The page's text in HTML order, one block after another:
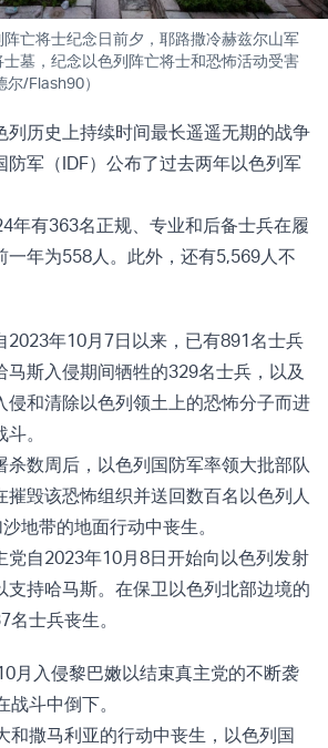
亡将士纪念日前夕，耶路撒冷赫兹尔山军
墓，纪念以色列阵亡将士和恐怖活动受害
/Flash90）
列历史上持续时间最长遥遥无期的战争
防军（IDF）公布了过去两年以色列军
年有363名正规、专业和后备士兵在履
一年为558人。此外，还有5,569人不
2023年10月7日以来，已有891名士兵
马斯入侵期间牺牲的329名士兵，以及
侵和清除以色列领土上的恐怖分子而进
。
杀数周后，以色列国防军率领大批部队
摧毁该恐怖组织并送回数百名以色列人
地带的地面行动中丧生。
党自2023年10月8日开始向以色列发射
支持哈马斯。在保卫以色列北部边境的
士兵丧生。
月入侵黎巴嫩以结束真主党的不断袭
斗中倒下。
和撒马利亚的行动中丧生，以色列国